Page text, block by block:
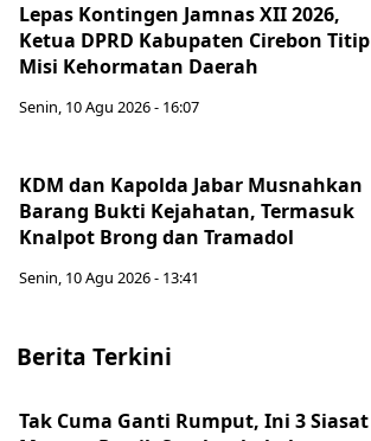
Lepas Kontingen Jamnas XII 2026,
Ketua DPRD Kabupaten Cirebon Titip
Misi Kehormatan Daerah
Senin, 10 Agu 2026 - 16:07
KDM dan Kapolda Jabar Musnahkan
Barang Bukti Kejahatan, Termasuk
Knalpot Brong dan Tramadol
Senin, 10 Agu 2026 - 13:41
Berita Terkini
Tak Cuma Ganti Rumput, Ini 3 Siasat